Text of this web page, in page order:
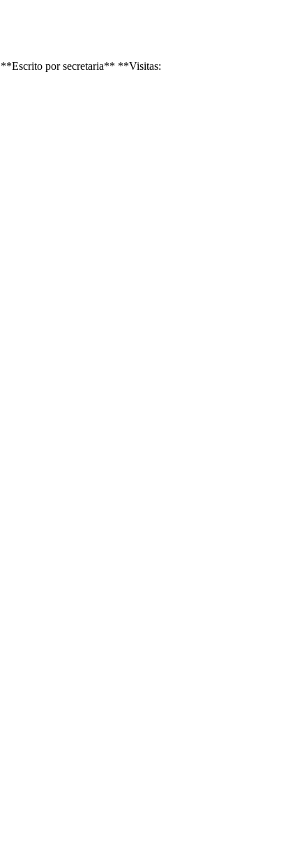
**Escrito porsecretaria** **Visitas: